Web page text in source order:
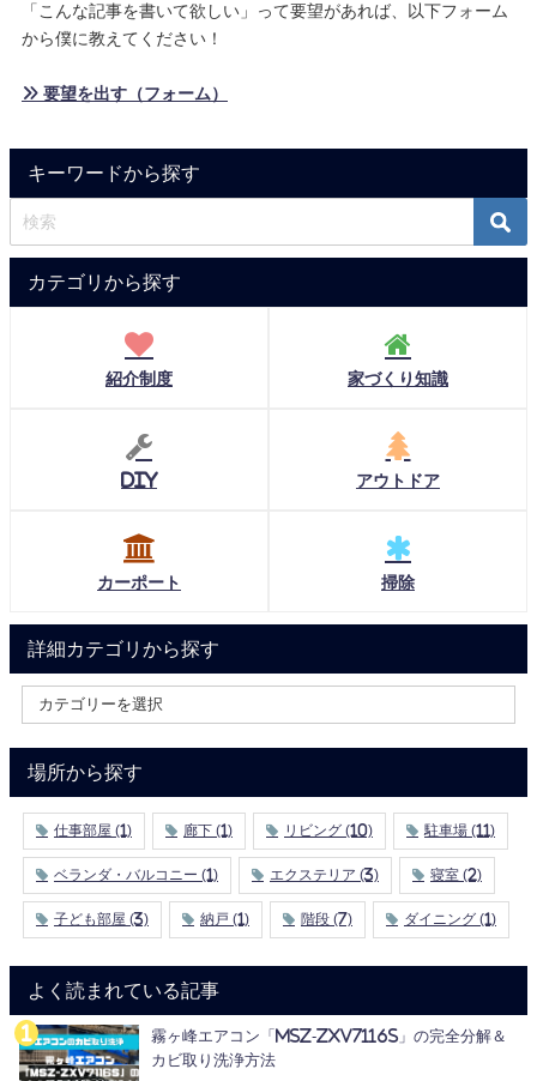
「こんな記事を書いて欲しい」って要望があれば、以下フォーム
から僕に教えてください！
» 要望を出す（フォーム）
キーワードから探す
カテゴリから探す
紹介制度 家づくり知識
DIY アウトドア
カーポート 掃除
詳細カテゴリから探す
場所から探す
仕事部屋 (1) 廊下 (1) リビング (10) 駐車場 (11)
ベランダ・バルコニー (1) エクステリア (3) 寝室 (2)
子ども部屋 (3) 納戸 (1) 階段 (7) ダイニング (1)
よく読まれている記事
霧ヶ峰エアコン「MSZ-ZXV7116S」の完全分解＆
カビ取り洗浄方法